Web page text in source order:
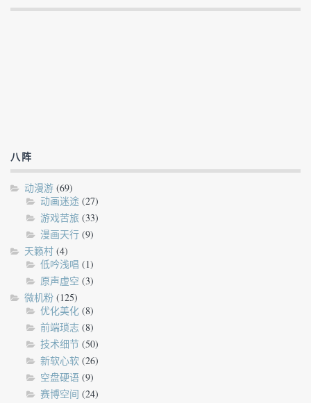
八阵
动漫游 (69)
动画迷途 (27)
游戏苦旅 (33)
漫画天行 (9)
天籁村 (4)
低吟浅唱 (1)
原声虚空 (3)
微机粉 (125)
优化美化 (8)
前端琐志 (8)
技术细节 (50)
新软心软 (26)
空盘硬语 (9)
赛博空间 (24)